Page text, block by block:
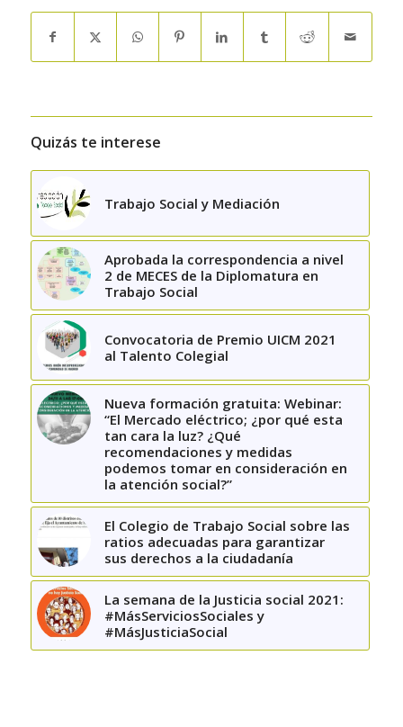
Quizás te interese
Trabajo Social y Mediación
Aprobada la correspondencia a nivel
2 de MECES de la Diplomatura en
Trabajo Social
Convocatoria de Premio UICM 2021
al Talento Colegial
Nueva formación gratuita: Webinar:
“El Mercado eléctrico; ¿por qué esta
tan cara la luz? ¿Qué
recomendaciones y medidas
podemos tomar en consideración en
la atención social?”
El Colegio de Trabajo Social sobre las
ratios adecuadas para garantizar
sus derechos a la ciudadanía
La semana de la Justicia social 2021:
#MásServiciosSociales y
#MásJusticiaSocial